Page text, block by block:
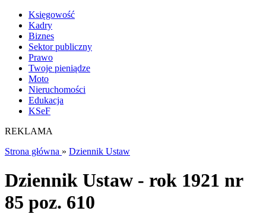
Księgowość
Kadry
Biznes
Sektor publiczny
Prawo
Twoje pieniądze
Moto
Nieruchomości
Edukacja
KSeF
REKLAMA
Strona główna » Dziennik Ustaw
Dziennik Ustaw - rok 1921 nr
85 poz. 610